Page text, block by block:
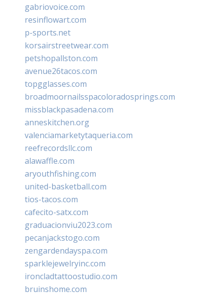
gabriovoice.com
resinflowart.com
p-sports.net
korsairstreetwear.com
petshopallston.com
avenue26tacos.com
topgglasses.com
broadmoornailsspacoloradosprings.com
missblackpasadena.com
anneskitchen.org
valenciamarketytaqueria.com
reefrecordsllc.com
alawaffle.com
aryouthfishing.com
united-basketball.com
tios-tacos.com
cafecito-satx.com
graduacionviu2023.com
pecanjackstogo.com
zengardendayspa.com
sparklejewelryinc.com
ironcladtattoostudio.com
bruinshome.com